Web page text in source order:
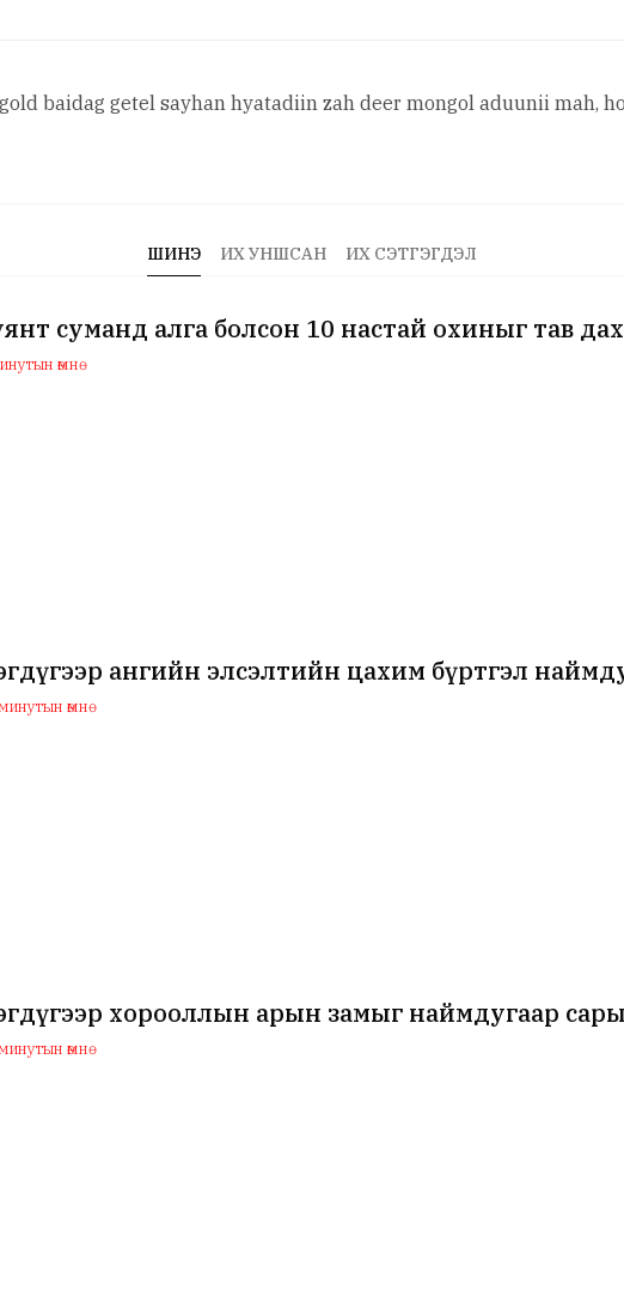
baidag getel sayhan hyatadiin zah deer mongol aduunii mah,
ШИНЭ ИХ УНШСАН ИХ СЭТГЭГДЭЛ
суманд алга болсон 10 настай охиныг тав
өмнө
ангийн элсэлтийн цахим бүртгэл
өмнө
хорооллын арын замыг наймдугаар
өмнө